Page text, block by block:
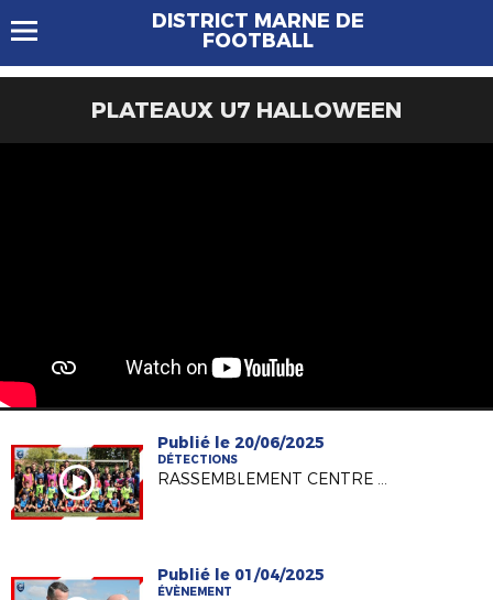
DISTRICT MARNE DE
FOOTBALL
PLATEAUX U7 HALLOWEEN
Publié le 20/06/2025
DÉTECTIONS
RASSEMBLEMENT CENTRE DE PERFECTIONNEMENT TECHNIQUE U12/U13 & U13F
Publié le 01/04/2025
ÉVÈNEMENT